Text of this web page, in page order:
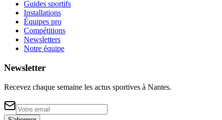
Guides sportifs
Installations
Équipes pro
Compétitions
Newsletters
Notre équipe
Newsletter
Recevez chaque semaine les actus sportives à Nantes.